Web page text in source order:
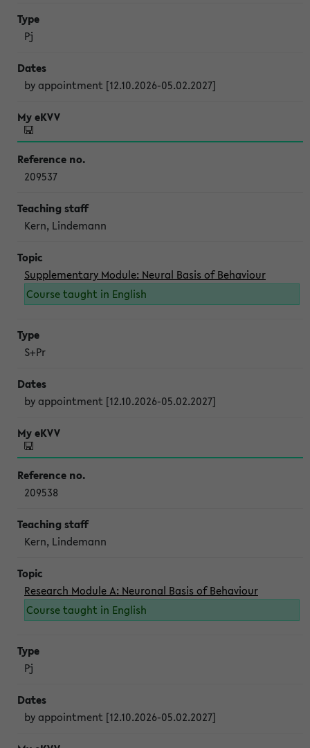
Pj
by appointment [12.10.2026-05.02.2027]
209537
Kern, Lindemann
Supplementary Module: Neural Basis of Behaviour
Course taught in English
S+Pr
by appointment [12.10.2026-05.02.2027]
209538
Kern, Lindemann
Research Module A: Neuronal Basis of Behaviour
Course taught in English
Pj
by appointment [12.10.2026-05.02.2027]